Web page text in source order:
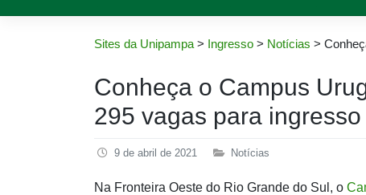
Sites da Unipampa > Ingresso > Notícias >
Conheça o Campus
295 vagas para
9 de abril de 2021 Notícias
Na Fronteira Oeste do Rio Grande do Sul, o